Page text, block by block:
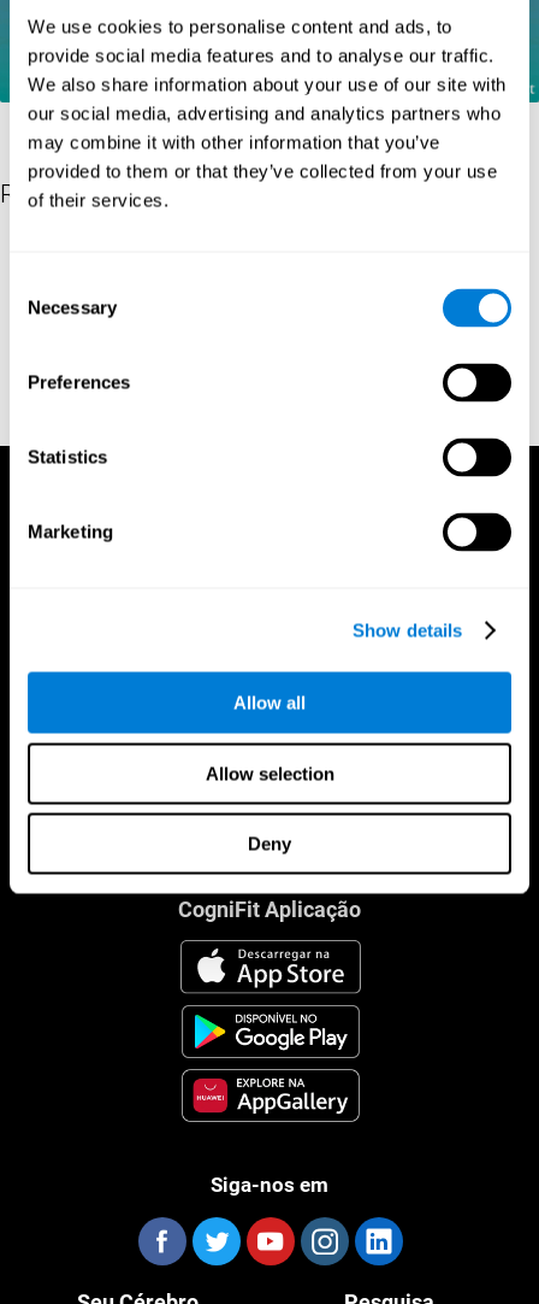
We use cookies to personalise content and ads, to
provide social media features and to analyse our traffic.
We also share information about your use of our site with
our social media, advertising and analytics partners who
may combine it with other information that you’ve
provided to them or that they’ve collected from your use
of their services.
Selection
Necessary
Preferences
Statistics
Marketing
Show details
Allow all
Allow selection
Deny
Referências
Stroop, J. R (1935). Studies of interference in serial verbal
Whiteside A., A synopsis of the Vienna Test System: A computer
CogniFit Aplicação
Siga-nos em